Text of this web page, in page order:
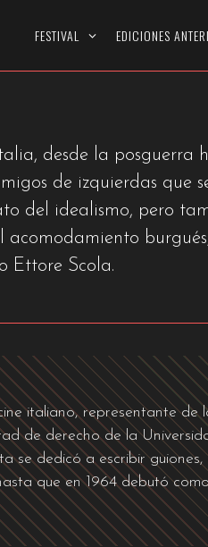
FESTIVAL EDICIONES
desde la posguerra
de izquierdas que
del idealismo, pero
acomodamiento
Ettore Scola.
italiano, representante de
de derecho de la
se dedicó a escribir
que en 1964 debutó